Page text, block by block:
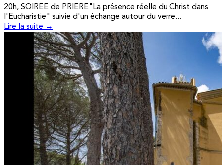
20h, SOIREE de PRIERE"La présence réelle du Christ dans
l'Eucharistie" suivie d'un échange autour du verre...
Lire la suite →